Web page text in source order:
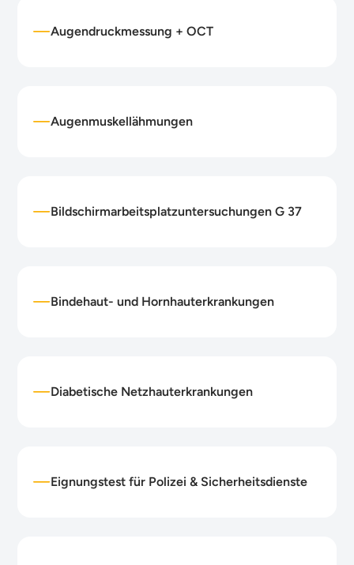
Augendruckmessung + OCT
Augenmuskellähmungen
Bildschirmarbeitsplatzuntersuchungen G 37
Bindehaut- und Hornhauterkrankungen
Diabetische Netzhauterkrankungen
Eignungstest für Polizei & Sicherheitsdienste